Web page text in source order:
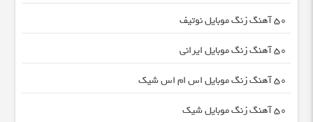
50 آهنگ زنگ موبایل نوتیف
50 آهنگ زنگ موبایل ایرانی
50 آهنگ زنگ موبایل اس ام اس شیک
50 آهنگ زنگ موبایل شیک